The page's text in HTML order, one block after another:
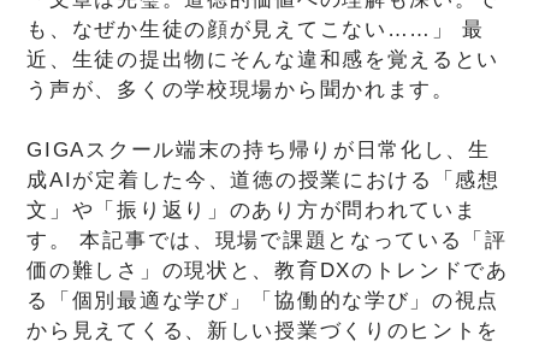
も、なぜか生徒の顔が見えてこない……」 最
近、生徒の提出物にそんな違和感を覚えるとい
う声が、多くの学校現場から聞かれます。
GIGAスクール端末の持ち帰りが日常化し、生
成AIが定着した今、道徳の授業における「感想
文」や「振り返り」のあり方が問われていま
す。 本記事では、現場で課題となっている「評
価の難しさ」の現状と、教育DXのトレンドであ
る「個別最適な学び」「協働的な学び」の視点
から見えてくる、新しい授業づくりのヒントを